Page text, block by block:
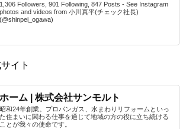
1,306 Followers, 901 Following, 847 Posts - See Instagram
photos and videos from 小川真平(チェック社長)
(@shinpei_ogawa)
イト
ホーム | 株式会社サンモルト
昭和24年創業。プロパンガス、水まわりリフォームといっ
た住まいに関わる仕事を通じて地域の方の役に立ち続ける
ことが我々の使命です。